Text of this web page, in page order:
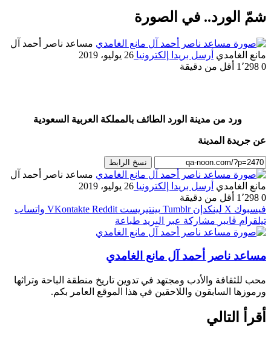
شمّ الورد.. في الصورة
مساعد ناصر أحمد آل
مانع الغامدي أرسل بريدا إلكترونيا 26 يوليو، 2019
0
أقل من دقيقة
ورد من مدينة الورد الطائف بالمملكة العربية السعودية
عن جريدة المدينة
نسخ الرابط
مساعد ناصر أحمد آل
مانع الغامدي أرسل بريدا إلكترونيا 26 يوليو، 2019
0
أقل من دقيقة
فيسبوك ‫X لينكدإن بينتيريست
واتساب
تيلقرام ڤايبر مشاركة عبر البريد طباعة
مساعد ناصر أحمد آل مانع الغامدي
محب للثقافة والأدب ومجتهد في تدوين تاريخ منطقة الباحة وتراثها
ورموزها السابقون واللاحقين في هذا الموقع العامر بكم.
أقرأ التالي